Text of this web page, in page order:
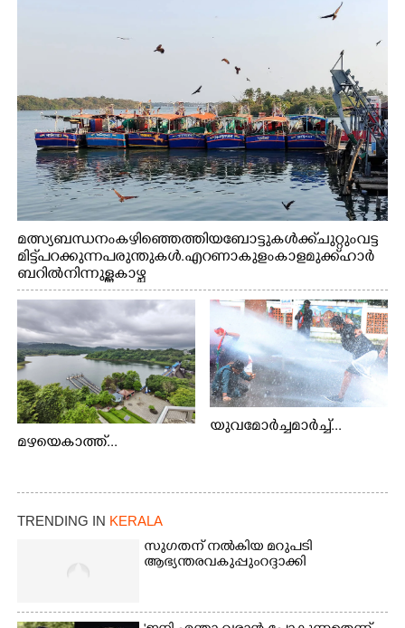
മത്സ്യബന്ധനം കഴിഞ്ഞെത്തിയ ബോട്ടുകൾക്ക് ചുറ്റും വട്ട
മിട്ട് പറക്കുന്ന പരുന്തുകൾ. എറണാകുളം കാളമുക്ക് ഹാർ
ബറിൽ നിന്നുള്ള കാഴ്ച
മഴയെകാത്ത്...
യുവമോർച്ചമാർച്ച്...
TRENDING IN KERALA
സുഗതന് നൽകിയ മറുപടി
ആഭ്യന്തരവകുപ്പും റദ്ദാക്കി